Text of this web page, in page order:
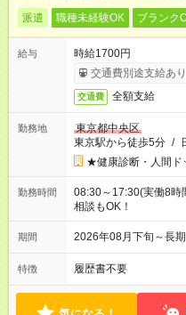
派遣 職種未経験OK ブランク
給与
時給1700円
交通費別途支給あり
交通費 全額支給
勤務地
東京都中央区
東京駅から徒歩5分 /
★健康診断・人間ド
勤務時間
08:30～17:30(実働8
相談もOK！
期間 2026年08月下旬～長
特徴 履歴書不要